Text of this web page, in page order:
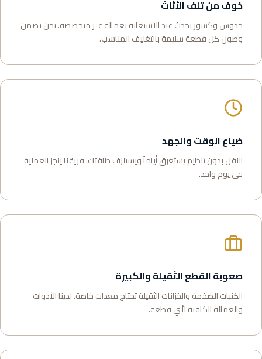
خوف من تلف الأثاث
خدوش وكسور تحدث عند الاستعانة بعمالة غير متخصصة. نحن نضمن
وصول كل قطعة سليمة بالتغليف المناسب.
ضياع الوقت والجهد
النقل بدون تنظيم يستغرق أياماً ويستنزف طاقتك. فريقنا ينجز العملية
في يوم واحد.
صعوبة القطع الثقيلة والكبيرة
الكنبات الضخمة والخزانات الثقيلة تحتاج معدات خاصة. لدينا الأدوات
والعمالة الكافية لأي قطعة.